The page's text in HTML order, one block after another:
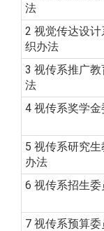
法
2 视觉传达设
织办法
3 视传系推广
法
4 视传系奖学
5 视传系研究
办法
6 视传系招生
7 视传系预算